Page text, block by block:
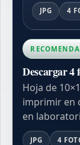
JPG 4
Descargar 4
Hoja de
imprimir en
en
JPG 4